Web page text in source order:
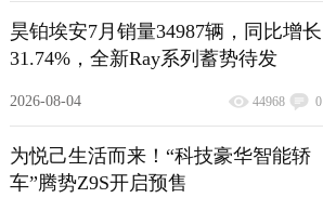
昊铂埃安7月销量34987辆，同比增长
31.74%，全新Ray系列蓄势待发
2026-08-04 44968 0
为悦己生活而来！“科技豪华智能轿
车”腾势Z9S开启预售